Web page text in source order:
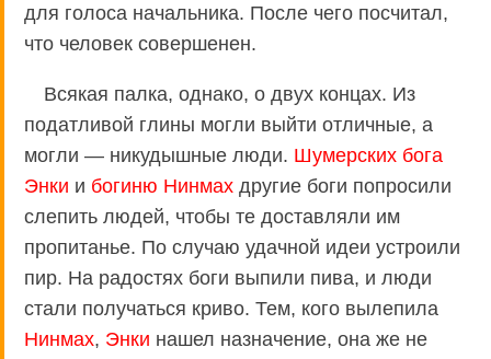
для голоса начальника. После чего посчитал,
что человек совершенен.
Всякая палка, однако, о двух концах. Из
податливой глины могли выйти отличные, а
могли — никудышные люди. Шумерских бога
Энки и богиню Нинмах другие боги попросили
слепить людей, чтобы те доставляли им
пропитанье. По случаю удачной идеи устроили
пир. На радостях боги выпили пива, и люди
стали получаться криво. Тем, кого вылепила
Нинмах, Энки нашел назначение, она же не